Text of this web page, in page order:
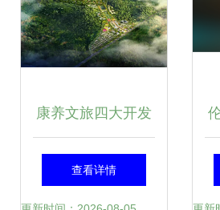
康养文旅四大开发
问题解析 文旅规划
查看详情